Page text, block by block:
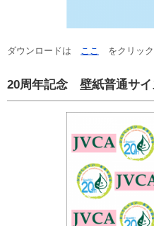
ダウンロードは ここ をクリック
20周年記念 壁紙普通サ